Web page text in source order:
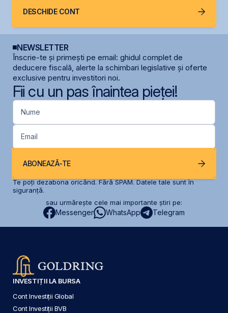
DESCHIDE CONT
NEWSLETTER
Înscrie-te și primești pe email: ghidul complet de
deducere fiscală, alerte la schimbari legislative și oferte
exclusive pentru investitori noi.
Fii cu un pas înaintea pieței!
Nume
Email
ABONEAZĂ-TE
Te poți dezabona oricând. Fără SPAM. Datele tale sunt în
siguranță.
sau urmărește cele mai importante știri pe:
Messenger WhatsApp Telegram
INVESTIȚII LA BURSA
Cont Investiții Global
Cont Investiții BVB